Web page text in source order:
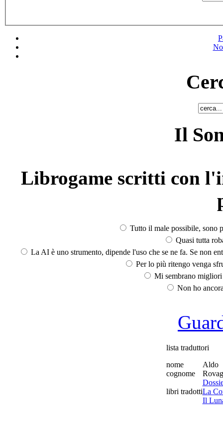
Il
Librogame scritti con
Tutto il male possibile, sono
Quasi tutta
La AI è uno strumento, dipende l'uso che se ne fa. Se non
Per lo più ritengo venga
Mi sembrano
Non ho
lista traduttori
nome
Aldo
cognome
libri tradottiLa
Il